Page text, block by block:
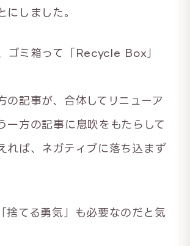
にしました。
ゴミ箱って「Recycle Box」
の記事が、合体してリニューア
一方の記事に息吹をもたらして
れば、ネガティブに落ち込まず
捨てる勇気」も必要なのだと気